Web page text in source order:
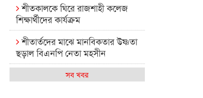
শীতকালকে ঘিরে রাজশাহী কলেজ
শিক্ষার্থীদের কার্যক্রম
শীতার্তদের মাঝে মানবিকতার উষ্ণতা
ছড়াল বিএনপি নেতা মহসীন
রাজশাহী কলেজের মিষ্টি বিকেল
সব খবর